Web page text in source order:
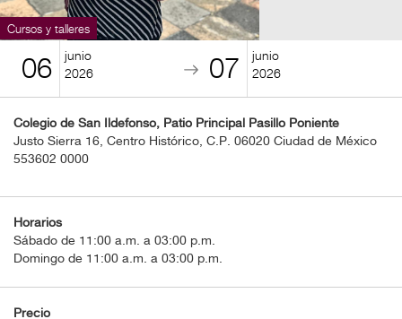
Guía
Mensual
CulturaCulturaUNAM
Cursos y talleres
06
junio
2026
07
junio
2026
Colegio de San Ildefonso, Patio Principal Pasillo Poniente
Justo Sierra 16, Centro Histórico, C.P. 06020 Ciudad de México
553602 0000
Horarios
Sábado de 11:00 a.m. a 03:00 p.m.
Domingo de 11:00 a.m. a 03:00 p.m.
Precio